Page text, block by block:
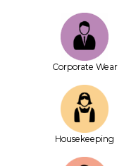
Corporate Wear
House­keeping